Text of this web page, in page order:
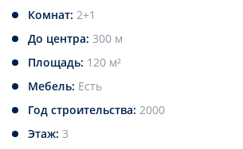
Комнат: 2+1
До центра: 300 м
Площадь: 120 м²
Мебель: Есть
Год строительства: 2000
Этаж: 3